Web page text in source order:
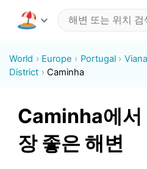
World Europe Portugal
District
Caminha
Caminha에서
장 좋은 해변